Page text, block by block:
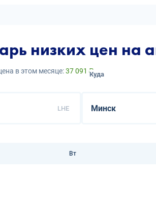
низких цен на
в этом месяце:37 091 ₽
LHE
Куда
Вт